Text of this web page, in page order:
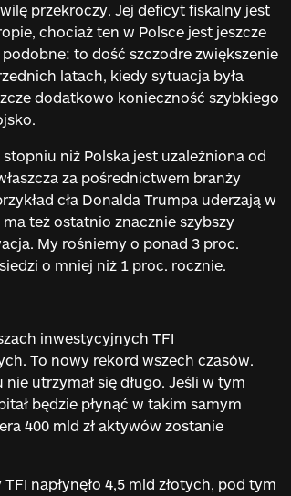
przekroczy. Jej deficyt fiskalny jest
chociaż ten w Polsce jest jeszcze
to dość szczodre zwiększenie
latach, kiedy sytuacja była
dodatkowo konieczność szybkiego
niż Polska jest uzależniona od
za pośrednictwem branży
cła Donalda Trumpa uderzają w
też ostatnio znacznie szybszy
My rośniemy o ponad 3 proc.
o mniej niż 1 proc. rocznie.
inwestycyjnych TFI
To nowy rekord wszech czasów.
utrzymał się długo. Jeśli w tym
będzie płynąć w takim samym
400 mld zł aktywów zostanie
napłynęło 4,5 mld złotych, pod tym